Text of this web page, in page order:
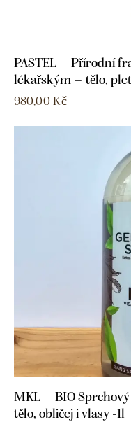
PASTEL – Přírodní
lékařským – tělo,
980,00 Kč
MKL – BIO
tělo, obličej i vlasy -1l